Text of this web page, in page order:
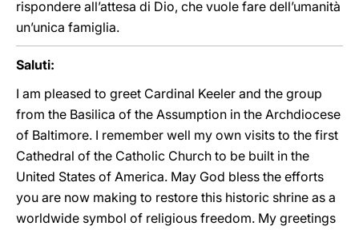
rispondere all’attesa di Dio, che vuole fare dell’umanità
un’unica famiglia.
Saluti:
I am pleased to greet Cardinal Keeler and the group
from the Basilica of the Assumption in the Archdiocese
of Baltimore. I remember well my own visits to the first
Cathedral of the Catholic Church to be built in the
United States of America. May God bless the efforts
you are now making to restore this historic shrine as a
worldwide symbol of religious freedom. My greetings